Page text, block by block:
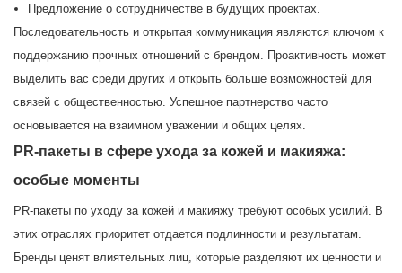
Предложение о сотрудничестве в будущих проектах.
Последовательность и открытая коммуникация являются ключом к
поддержанию прочных отношений с брендом. Проактивность может
выделить вас среди других и открыть больше возможностей для
связей с общественностью. Успешное партнерство часто
основывается на взаимном уважении и общих целях.
PR-пакеты в сфере ухода за кожей и макияжа:
особые моменты
PR-пакеты по уходу за кожей и макияжу требуют особых усилий. В
этих отраслях приоритет отдается подлинности и результатам.
Бренды ценят влиятельных лиц, которые разделяют их ценности и